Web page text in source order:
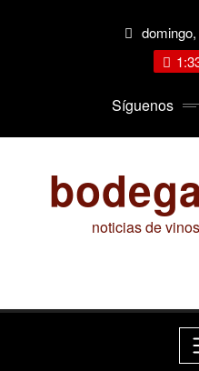
Síguenos
noticias de